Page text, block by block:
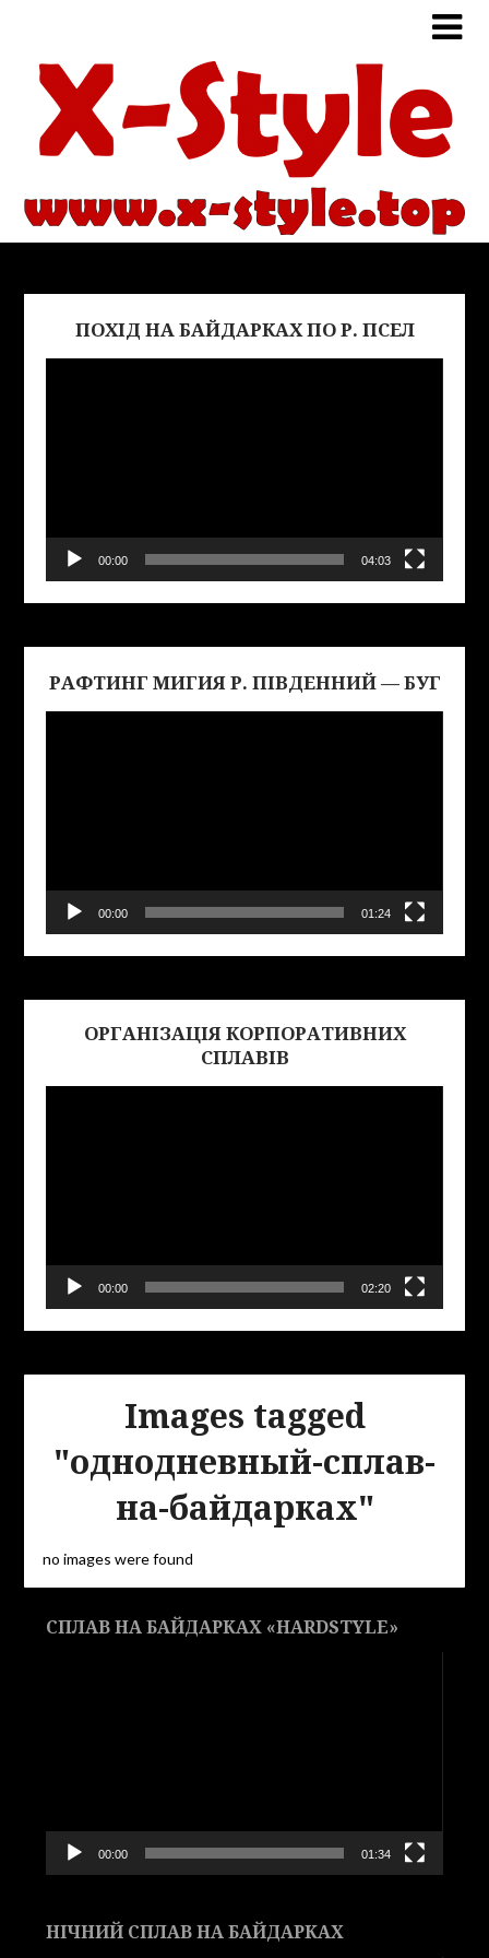
ПОХІД НА БАЙДАРКАХ ПО Р. ПСЕЛ
00:00 04:03
РАФТИНГ МИГИЯ Р. ПІВДЕННИЙ — БУГ
00:00 01:24
ОРГАНІЗАЦІЯ КОРПОРАТИВНИХ
СПЛАВІВ
00:00 02:20
Images tagged
"однодневный-сплав-
на-байдарках"
no images were found
СПЛАВ НА БАЙДАРКАХ «HARDSTYLE»
00:00 01:34
НІЧНИЙ СПЛАВ НА БАЙДАРКАХ